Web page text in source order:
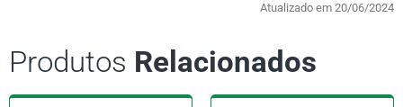
Atualizado em 20/06/2024
Produtos Relacionados